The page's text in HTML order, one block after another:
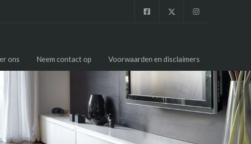
ons Neem contact op Voorwaarden en disclaimers